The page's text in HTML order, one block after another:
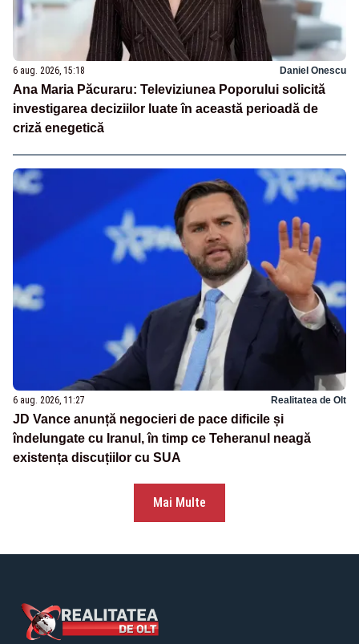
6 aug. 2026, 15:18 Daniel Onescu
Ana Maria Păcuraru: Televiziunea Poporului solicită
investigarea deciziilor luate în această perioadă de
criză enegetică
6 aug. 2026, 11:27 Realitatea de Olt
JD Vance anunță negocieri de pace dificile și
îndelungate cu Iranul, în timp ce Teheranul neagă
existența discuțiilor cu SUA
Mai Multe